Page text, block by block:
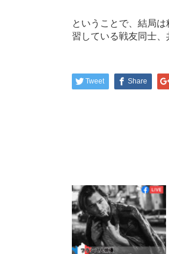
ということで、結局
習している戦友同士
Tweet Share